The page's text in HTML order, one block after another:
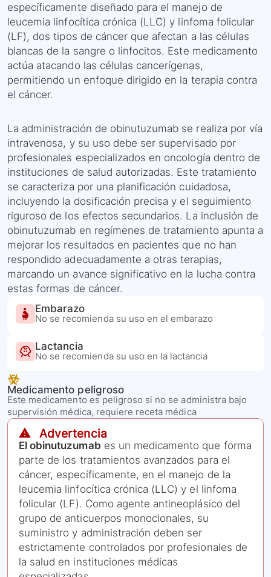
específicamente diseñado para el manejo de
leucemia linfocítica crónica (LLC) y linfoma folicular
(LF), dos tipos de cáncer que afectan a las células
blancas de la sangre o linfocitos. Este medicamento
actúa atacando las células cancerígenas,
permitiendo un enfoque dirigido en la terapia contra
el cáncer.
La administración de obinutuzumab se realiza por vía
intravenosa, y su uso debe ser supervisado por
profesionales especializados en oncología dentro de
instituciones de salud autorizadas. Este tratamiento
se caracteriza por una planificación cuidadosa,
incluyendo la dosificación precisa y el seguimiento
riguroso de los efectos secundarios. La inclusión de
obinutuzumab en regímenes de tratamiento apunta a
mejorar los resultados en pacientes que no han
respondido adecuadamente a otras terapias,
marcando un avance significativo en la lucha contra
estas formas de cáncer.
Embarazo
No se recomienda su uso en el embarazo
Lactancia
No se recomienda su uso en la lactancia
Medicamento peligroso
Este medicamento es peligroso si no se administra bajo
supervisión médica, requiere receta médica
⚠️ Advertencia
El obinutuzumab es un medicamento que forma
parte de los tratamientos avanzados para el
cáncer, específicamente, en el manejo de la
leucemia linfocítica crónica (LLC) y el linfoma
folicular (LF). Como agente antineoplásico del
grupo de anticuerpos monoclonales, su
suministro y administración deben ser
estrictamente controlados por profesionales de
la salud en instituciones médicas